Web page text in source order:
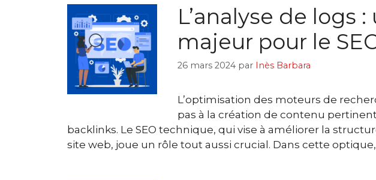
L’analyse de logs
majeur pour le
26 mars 2024 par Inès Barbara
L’optimisation des moteurs de
pas à la création de contenu
backlinks. Le SEO technique, qui vise à améliorer la
site web, joue un rôle tout aussi crucial. Dans cette